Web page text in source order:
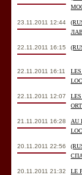
23.11.2011 12:44
22.11.2011 16:15
22.11.2011 16:11
22.11.2011 12:07
21.11.2011 16:28
AU
20.11.2011 22:56
20.11.2011 21:32
LE